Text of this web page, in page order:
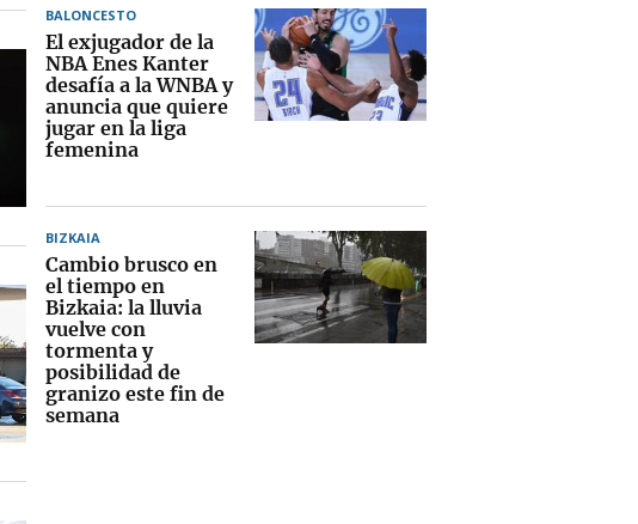
BALONCESTO
El exjugador de la
NBA Enes Kanter
desafía a la WNBA y
anuncia que quiere
jugar en la liga
femenina
BIZKAIA
Cambio brusco en
el tiempo en
Bizkaia: la lluvia
vuelve con
tormenta y
posibilidad de
granizo este fin de
semana